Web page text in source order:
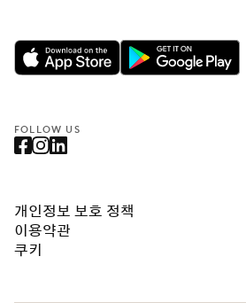
FOLLOW US
개인정보 보호 정책
이용약관
쿠키